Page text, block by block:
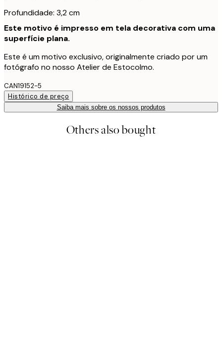
Profundidade: 3,2 cm
Este motivo é impresso em tela decorativa com uma
superfície plana.
Este é um motivo exclusivo, originalmente criado por um
fotógrafo no nosso Atelier de Estocolmo.
CAN19152-5
Histórico de preço
Saiba mais sobre os nossos produtos
Others also bought